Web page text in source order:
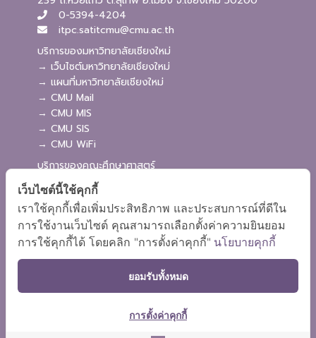
0-5394-4204
itpc.satitcmu@cmu.ac.th
บริการของมหาวิทยาลัยเชียงใหม่
→ เว็บไซต์มหาวิทยาลัยเชียงใหม่
→ แผนที่มหาวิทยาลัยเชียงใหม่
→ CMU Mail
→ CMU MIS
→ CMU SIS
→ CMU WiFi
บริการของคณะศึกษาศาสตร์
→ เว็บไซต์คณะศึกษาศาสตร์
→ ระบบจัดการเว็บไซต์
→ ระบบ Admission
→ EDU MIS
→ EDU SIS
เว็บไซต์นี้ใช้คุกกี้
เราใช้คุกกี้เพื่อเพิ่มประสิทธิภาพ และประสบการณ์ที่ดีใน
การใช้งานเว็บไซต์ คุณสามารถเลือกตั้งค่าความยินยอม
การใช้คุกกี้ได้ โดยคลิก "การตั้งค่าคุกกี้" นโยบายคุกกี้
ยอมรับทั้งหมด
การตั้งค่าคุกกี้